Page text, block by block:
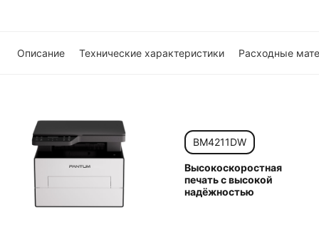
Описание Технические характеристики Расходные
BM4211DW
Высокоскоростная
печать с высокой
надёжностью